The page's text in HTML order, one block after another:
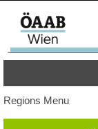
Regions Menu